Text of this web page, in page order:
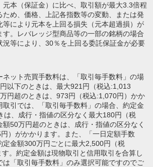
元本（保証金）に比べ、取引額が最大3.3倍程
ため、価格、上記各指数等の変動、または発
等により元本を上回る損失（元本超過損）が
。レバレッジ型商品等の一部の銘柄の場合
況等により、30％を上回る委託保証金が必要
ネット売買手数料は、「取引毎手数料」の場
以下のときは、最大921円（税込:1,013
円超のときは、973円（税込:1,070円）かか
取引では、「取引毎手数料」の場合、約定金
は、成行・指値の区分なく最大180円（税
50万円超のときは、成行・指値の区分なく
）がかかります。また、「一日定額手数
定金額300万円ごとに最大2,500円（税
。約定金額は現物取引と信用取引を合算し
は「取引毎手数料」のみ選択可能ですのでご